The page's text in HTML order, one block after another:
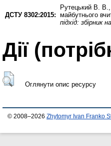
ДСТУ 8302:2015:
Рутецький В. В.
майбутнього
підхід: збірник
Дії
Оглянути опис ресурсу
© 2008–2026 Zhytomyr Ivan Franko